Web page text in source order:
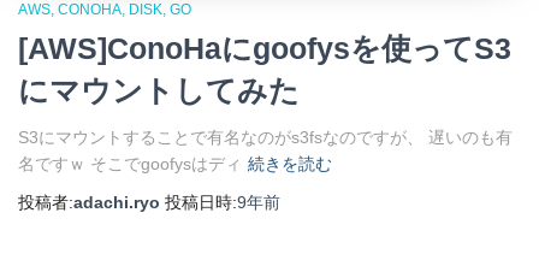
AWS CONOHA DISK GO
[AWS]ConoHaにgoofysを使ってS3
にマウントしてみた
S3にマウントすることで有名なのがs3fsなのですが、 遅いのも有
名ですｗ そこでgoofysはディ 続きを読む
投稿者:adachi.ryo 投稿日時:9年前